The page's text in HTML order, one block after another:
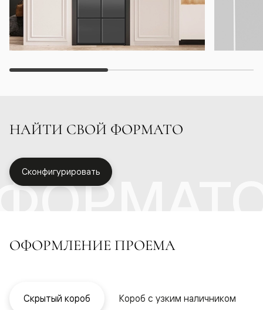
НАЙТИ СВОЙ ФОРМАТО
Сконфигурировать
ОФОРМЛЕНИЕ ПРОЕМА
Скрытый короб Короб с узким наличником